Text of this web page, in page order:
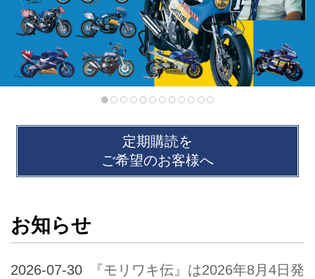
定期購読を
ご希望のお客様へ
お知らせ
『モリワキ伝』は2026年8月4日発